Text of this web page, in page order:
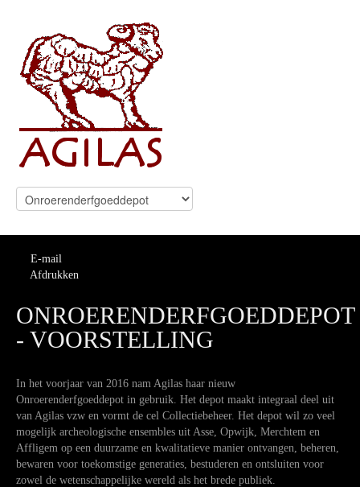
E-mail
Afdrukken
ONROERENDERFGOEDDEPOT
- VOORSTELLING
In het voorjaar van 2016 nam Agilas haar nieuw
Onroerenderfgoeddepot in gebruik. Het depot maakt integraal deel uit
van Agilas vzw en vormt de cel Collectiebeheer. Het depot wil zo veel
mogelijk archeologische ensembles uit Asse, Opwijk, Merchtem en
Affligem op een duurzame en kwalitatieve manier ontvangen, beheren,
bewaren voor toekomstige generaties, bestuderen en ontsluiten voor
zowel de wetenschappelijke wereld als het brede publiek.